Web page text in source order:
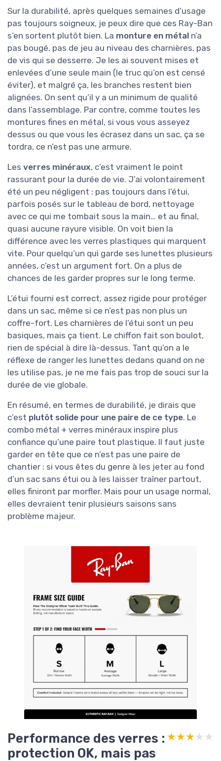
Sur la durabilité, après quelques semaines d’usage
pas toujours soigneux, je peux dire que ces Ray-Ban
s’en sortent plutôt bien. La monture en métal n’a
pas bougé, pas de jeu au niveau des charnières, pas
de vis qui se desserre. Je les ai souvent mises et
enlevées d’une seule main (le truc qu’on est censé
éviter), et malgré ça, les branches restent bien
alignées. On sent qu’il y a un minimum de qualité
dans l’assemblage. Par contre, comme toutes les
montures fines en métal, si vous vous asseyez
dessus ou que vous les écrasez dans un sac, ça se
tordra, ce n’est pas une armure.
Les verres minéraux, c’est vraiment le point
rassurant pour la durée de vie. J’ai volontairement
été un peu négligent : pas toujours dans l’étui,
parfois posés sur le tableau de bord, nettoyage
avec ce qui me tombait sous la main… et au final,
quasi aucune rayure visible. On voit bien la
différence avec les verres plastiques qui marquent
vite. Pour quelqu’un qui garde ses lunettes plusieurs
années, c’est un argument fort. On a plus de
chances de les garder propres sur le long terme.
L’étui fourni est correct, assez rigide pour protéger
dans un sac, même si ce n’est pas non plus un
coffre-fort. Les charnières de l’étui sont un peu
basiques, mais ça tient. Le chiffon fait son boulot,
rien de spécial à dire là-dessus. Tant qu’on a le
réflexe de ranger les lunettes dedans quand on ne
les utilise pas, je ne me fais pas trop de souci sur la
durée de vie globale.
En résumé, en termes de durabilité, je dirais que
c’est plutôt solide pour une paire de ce type. Le
combo métal + verres minéraux inspire plus
confiance qu’une paire tout plastique. Il faut juste
garder en tête que ce n’est pas une paire de
chantier : si vous êtes du genre à les jeter au fond
d’un sac sans étui ou à les laisser traîner partout,
elles finiront par morfler. Mais pour un usage normal,
elles devraient tenir plusieurs saisons sans
problème majeur.
Performance des verres :
protection OK, mais pas
★★★★★
★★★★★